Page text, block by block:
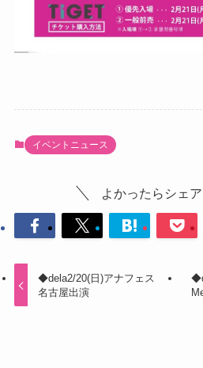
イベントニュース
よかったらシェア
◆dela2/20(日)アナフェス
名古屋出演